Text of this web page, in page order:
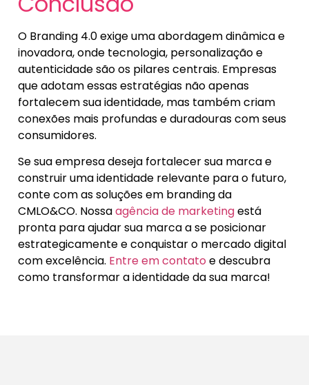
O Branding 4.0 exige uma abordagem dinâmica e
inovadora, onde tecnologia, personalização e
autenticidade são os pilares centrais. Empresas
que adotam essas estratégias não apenas
fortalecem sua identidade, mas também criam
conexões mais profundas e duradouras com seus
consumidores.
Se sua empresa deseja fortalecer sua marca e
construir uma identidade relevante para o futuro,
conte com as soluções em branding da
CMLO&CO. Nossaagência de marketingestá
pronta para ajudar sua marca a se posicionar
estrategicamente e conquistar o mercado digital
com excelência. Entre em contato e descubra
como transformar a identidade da sua marca!